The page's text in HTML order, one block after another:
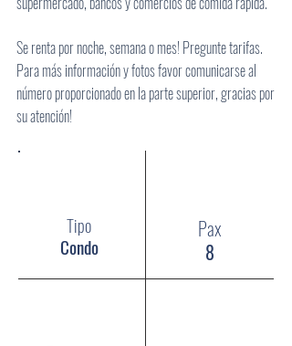
Se renta por noche, semana o mes! Pregunte tarifas.
Para más información y fotos favor comunicarse al
número proporcionado en la parte superior, gracias por
su atención!
Tipo
Condo
Pax
8